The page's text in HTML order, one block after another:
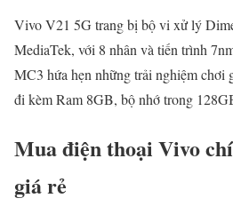
Vivo V21 5G trang bị bộ vi xử lý
MediaTek, với 8 nhân và tiến trình
MC3 hứa hẹn những trải nghiệm chơi
đi kèm Ram 8GB, bộ nhớ trong
Mua điện thoại Vivo
giá rẻ